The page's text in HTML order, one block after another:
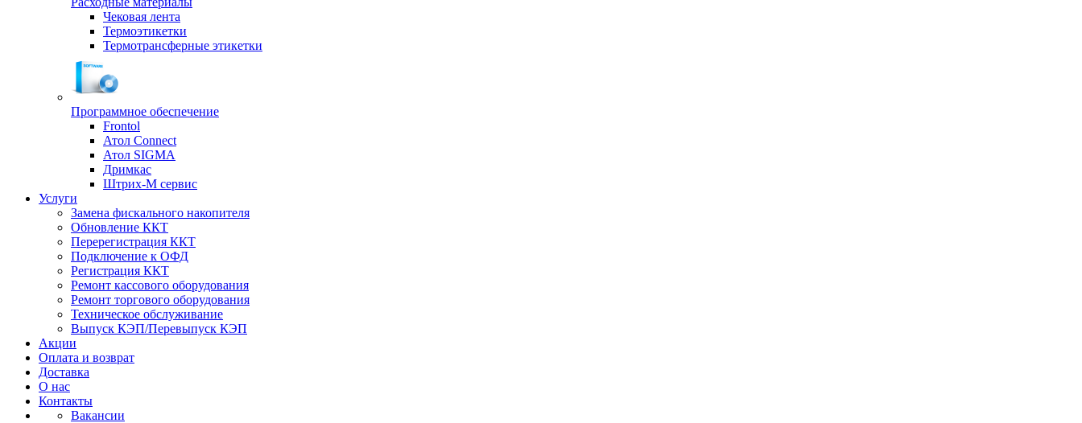
Чековая лента
Термоэтикетки
Термотрансферные этикетки
Программное обеспечение
Frontol
Атол Connect
Атол SIGMA
Дримкас
Штрих-М сервис
Услуги
Замена фискального накопителя
Обновление ККТ
Перерегистрация ККТ
Подключение к ОФД
Регистрация ККТ
Ремонт кассового оборудования
Ремонт торгового оборудования
Техническое обслуживание
Выпуск КЭП/Перевыпуск КЭП
Акции
Оплата и возврат
Доставка
О нас
Контакты
Вакансии